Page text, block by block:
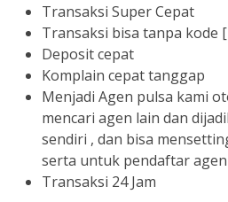
Transaksi Super Cepat
Transaksi bisa tanpa kode
Deposit cepat
Komplain cepat tanggap
Menjadi Agen pulsa kami
mencari agen lain dan
sendiri , dan bisa
serta untuk pendaftar
Transaksi 24 Jam